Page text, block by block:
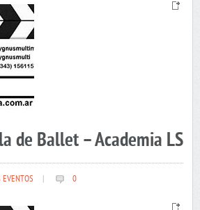
de Ballet – Academia LS
EVENTOS 0